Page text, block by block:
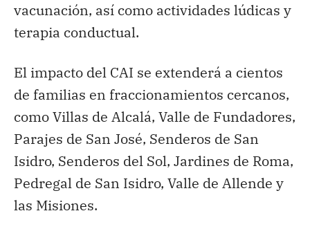
vacunación, así como actividades lúdicas y
terapia conductual.
El impacto del CAI se extenderá a cientos
de familias en fraccionamientos cercanos,
como Villas de Alcalá, Valle de Fundadores,
Parajes de San José, Senderos de San
Isidro, Senderos del Sol, Jardines de Roma,
Pedregal de San Isidro, Valle de Allende y
las Misiones.